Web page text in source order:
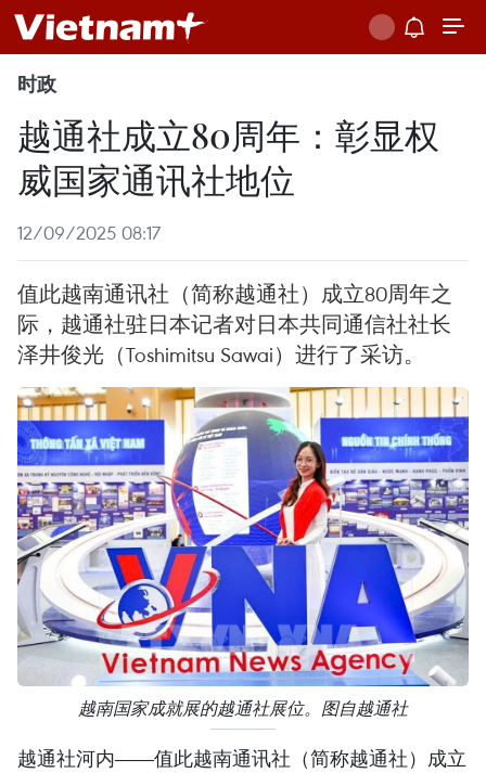
时政
越通社成立80周年：彰显权
威国家通讯社地位
12/09/2025 08:17
值此越南通讯社（简称越通社）成立80周年之
际，越通社驻日本记者对日本共同通信社社长
泽井俊光（Toshimitsu Sawai）进行了采访。
越南国家成就展的越通社展位。图自越通社
越通社河内——值此越南通讯社（简称越通社）成立